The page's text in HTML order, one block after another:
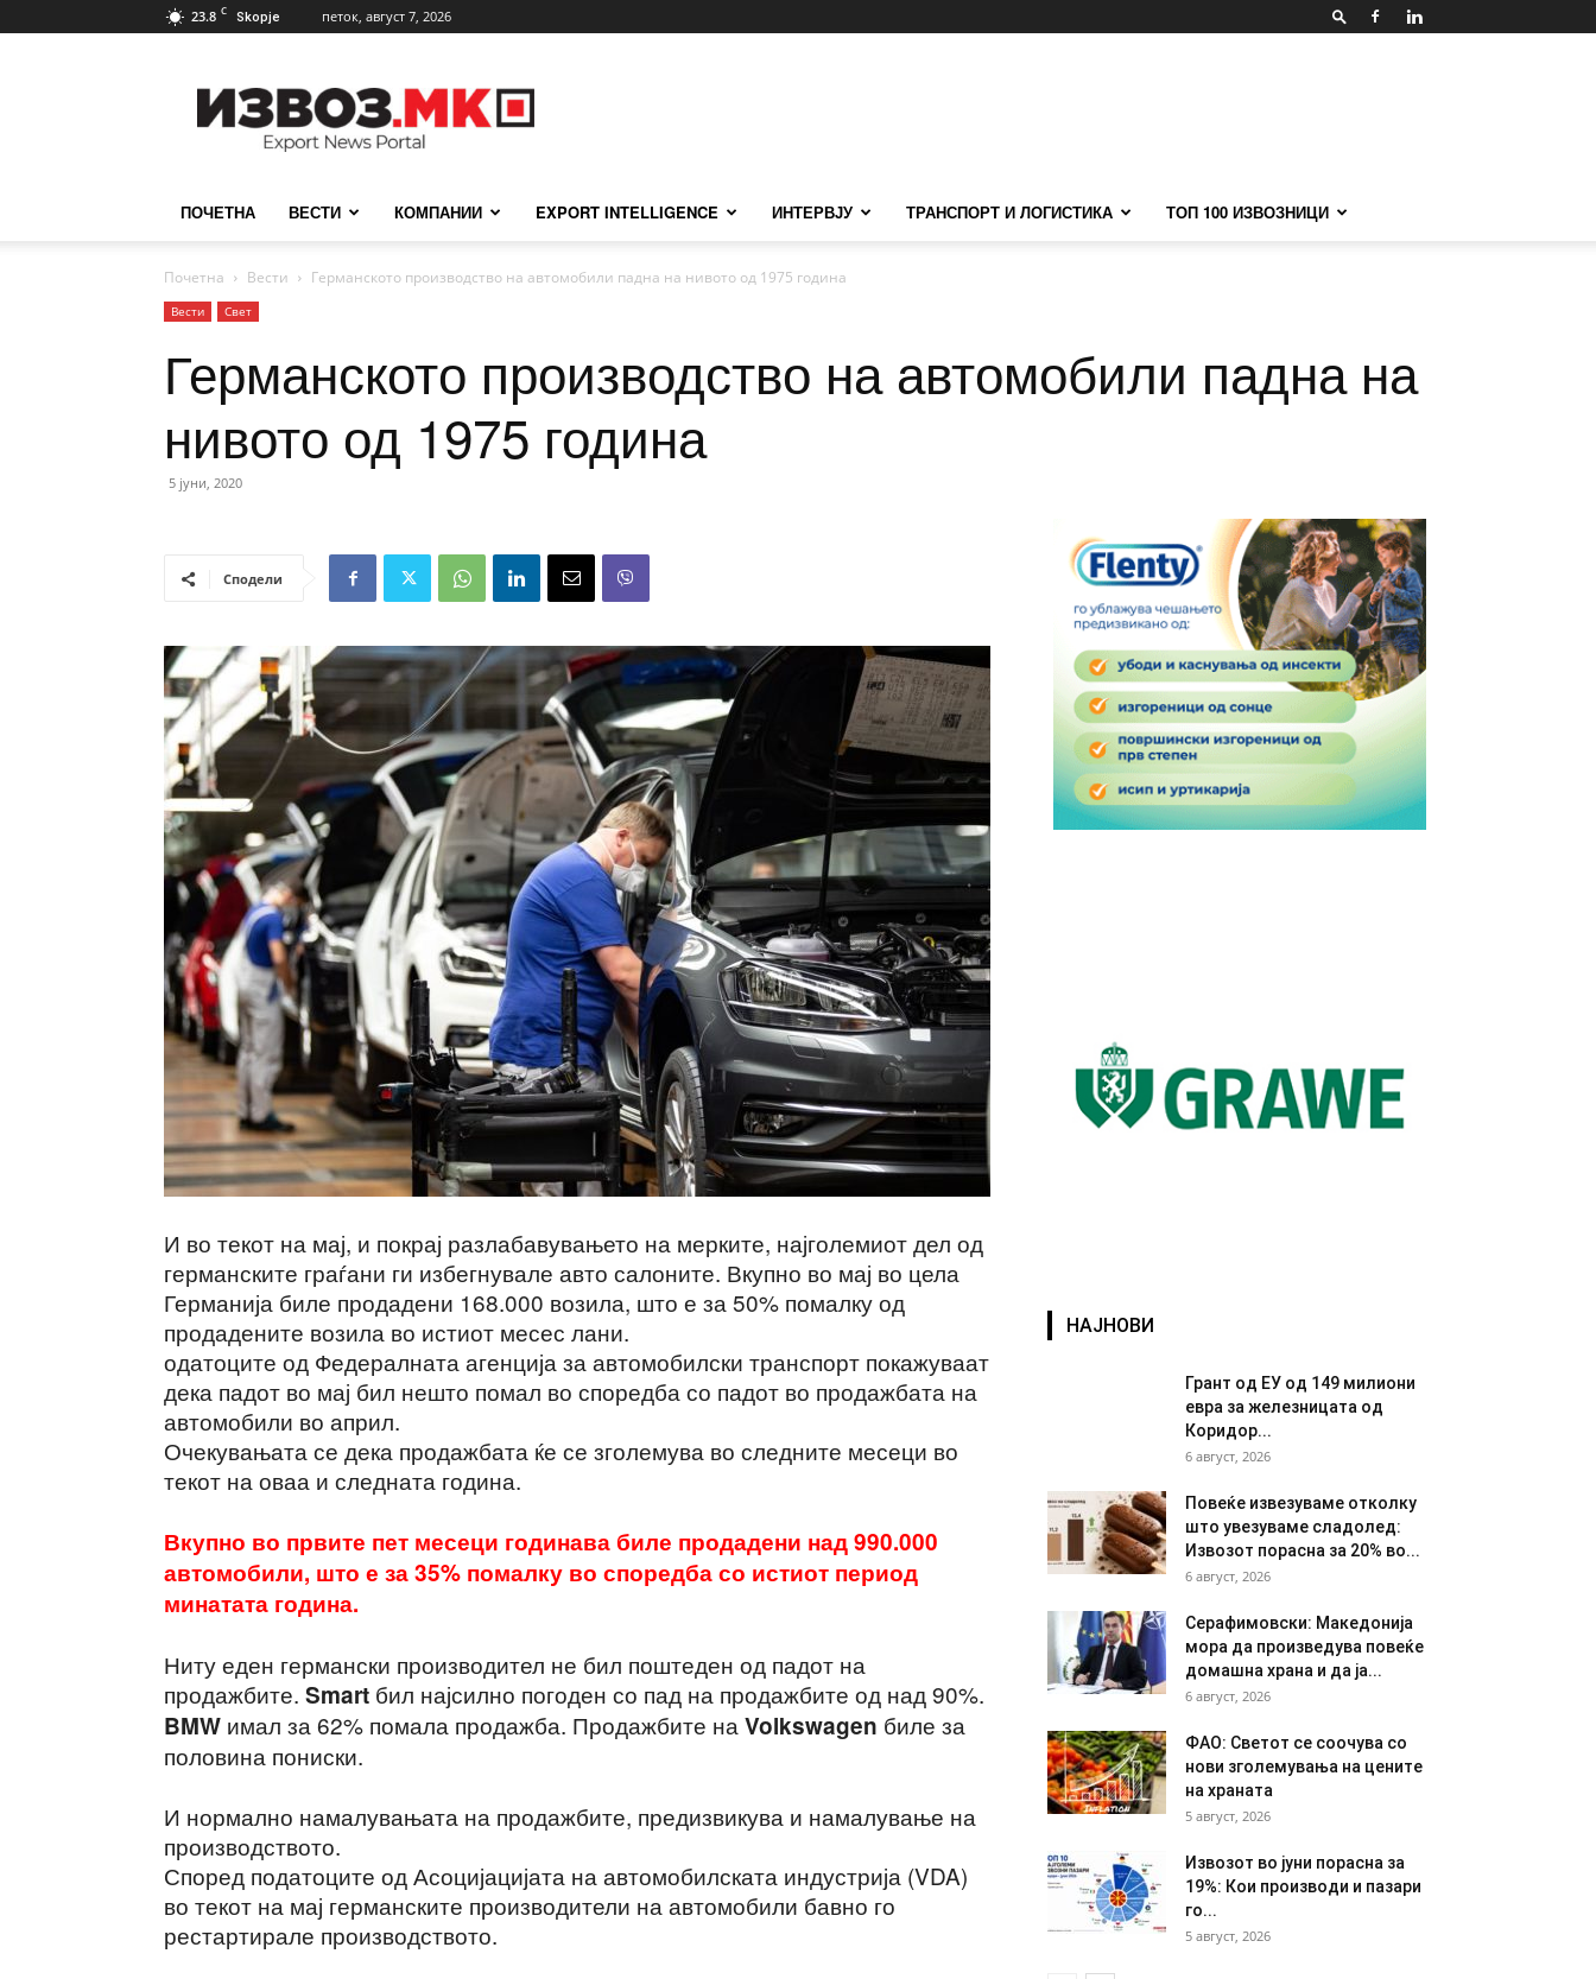
23.8 C Skopje петок, август 7, 2026
ПОЧЕТНА ВЕСТИ КОМПАНИИ EXPORT INTELLIGENCE ИНТЕРВЈУ ТРАНСПОРТ И ЛОГИСТИКА ТОП 100 ИЗВОЗНИЦИ
Почетна Вести Германското производство на автомобили падна на нивото од 1975 година
Вести Свет
Германското производство на автомобили падна на
нивото од 1975 година
5 јуни, 2020
Сподели
И во текот на мај, и покрај разлабавувањето на мерките, најголемиот дел од
германските граѓани ги избегнувале авто салоните. Вкупно во мај во цела
Германија биле продадени 168.000 возила, што е за 50% помалку од
продадените возила во истиот месес лани.
одатоците од Федералната агенција за автомобилски транспорт покажуваат
дека падот во мај бил нешто помал во споредба со падот во продажбата на
автомобили во април.
Очекувањата се дека продажбата ќе се зголемува во следните месеци во
текот на оваа и следната година.
Вкупно во првите пет месеци годинава биле продадени над 990.000
автомобили, што е за 35% помалку во споредба со истиот период
минатата година.
Ниту еден германски производител не бил поштеден од падот на
продажбите. Smart бил најсилно погоден со пад на продажбите од над 90%.
BMW имал за 62% помала продажба. Продажбите на Volkswagen биле за
половина пониски.
И нормално намалувањата на продажбите, предизвикува и намалување на
производството.
Според податоците од Асоцијацијата на автомобилската индустрија (VDA)
во текот на мај германските производители на автомобили бавно го
рестартирале производството.
НАЈНОВИ
Грант од ЕУ од 149 милиони
евра за железницата од
Коридор...
6 август, 2026
Повеќе извезуваме отколку
што увезуваме сладолед:
Извозот порасна за 20% во...
6 август, 2026
Серафимовски: Македонија
мора да произведува повеќе
домашна храна и да ја...
6 август, 2026
ФАО: Светот се соочува со
нови зголемувања на цените
на храната
5 август, 2026
Извозот во јуни порасна за
19%: Кои производи и пазари
го...
5 август, 2026